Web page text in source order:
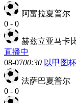
阿富拉夏普尔
0 - 0
赫兹立亚马卡
直播中
08-0700:30 以甲图杯
法萨巴夏普尔
0 - 0